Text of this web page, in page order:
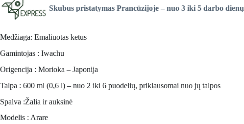
Skubus pristatymas Prancūzijoje – nuo 3 iki 5 darbo dienų
Medžiaga: Emaliuotas ketus
Gamintojas : Iwachu
Origencija : Morioka – Japonija
Talpa : 600 ml (0,6 l) – nuo 2 iki 6 puodelių, priklausomai nuo jų talpos
Spalva :Žalia ir auksinė
Modelis : Arare